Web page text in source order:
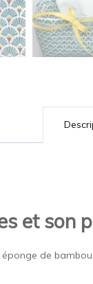
et son
de